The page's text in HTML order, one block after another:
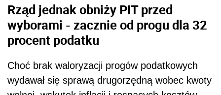
Rząd jednak obniży PIT przed
wyborami - zacznie od progu dla 32
procent podatku
Choć brak waloryzacji progów podatkowych
wydawał się sprawą drugorzędną wobec kwoty